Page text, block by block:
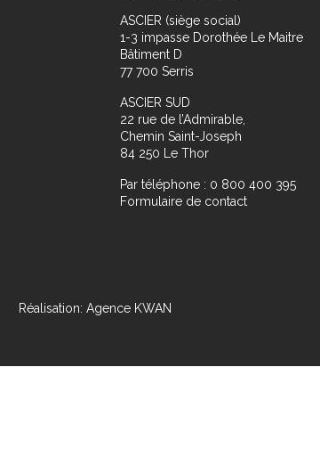
ASCIER (siège social)
1-3 impasse Dorothée Le Maitre
Bâtiment D
77 700 Serris
ASCIER SUD
22 rue de l’Admirable,
Chemin Saint-Joseph
84 250 Le Thor
Par téléphone : 0 800 400 395
Formulaire de contact
Réalisation: Agence KWAN